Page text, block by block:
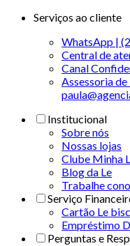
Serviços ao cliente
WhatsApp |
Central de
Canal
Assessoria
Institucional
Sobre nós
Nossas lojas
Clube Minha
Blog da Le
Trabalhe
Serviço
Cartão Le
Empréstimo
Perguntas e